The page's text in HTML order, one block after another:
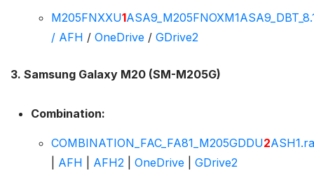
M205FNXXU1
/ AFH / OneDrive/ GDrive2
3. Samsung Galaxy M20 (SM-M205G)
Combination:
COMBINATION_FAC_FA81_M205GDDU2
AFH AFH2 OneDrive| GDrive2